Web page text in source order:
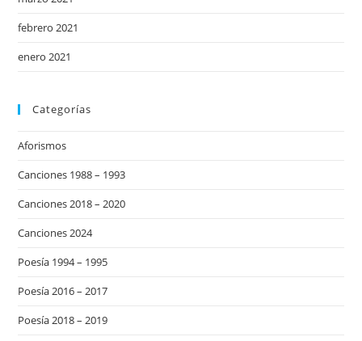
febrero 2021
enero 2021
Categorías
Aforismos
Canciones 1988 – 1993
Canciones 2018 – 2020
Canciones 2024
Poesía 1994 – 1995
Poesía 2016 – 2017
Poesía 2018 – 2019